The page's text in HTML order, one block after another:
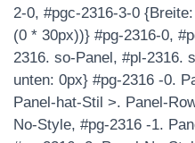
2-0, #pgc-2316-3-0
(0 * 30px))} #pg-2316-0,
2316. so-Panel, #pl-2316.
unten: 0px} #pg-2316 -0.
Panel-hat-Stil >. Panel-
No-Style, #pg-2316 -1.